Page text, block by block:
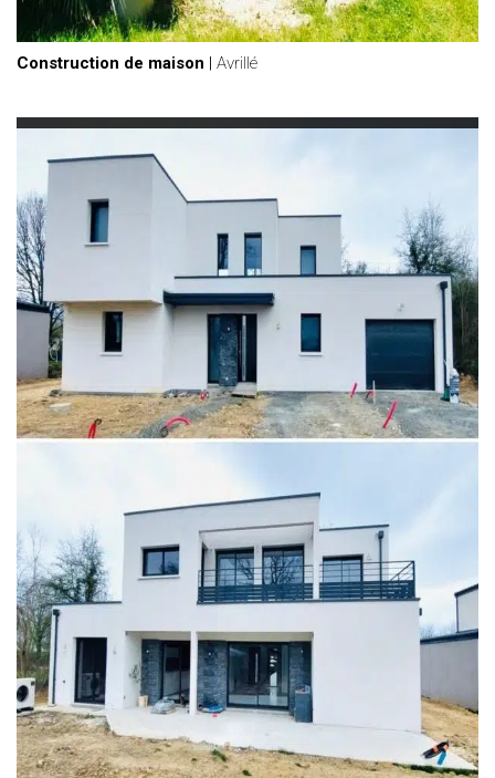
Construction de maison | Avrillé